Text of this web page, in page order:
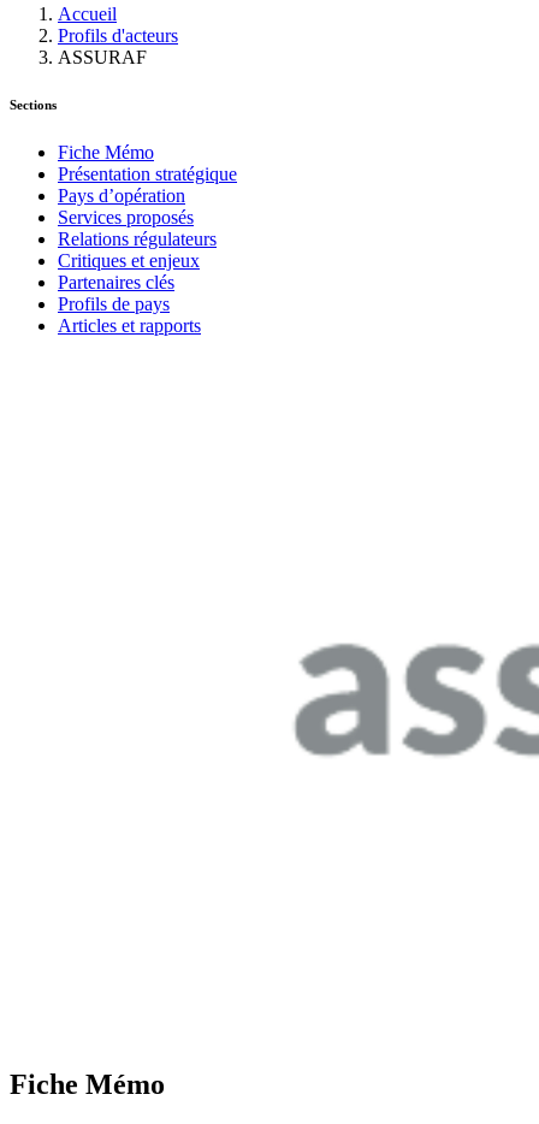
Accueil
Profils d'acteurs
ASSURAF
Sections
Fiche Mémo
Présentation stratégique
Pays d’opération
Services proposés
Relations régulateurs
Critiques et enjeux
Partenaires clés
Profils de pays
Articles et rapports
Fiche Mémo